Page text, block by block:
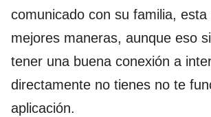
comunicado con su familia,
mejores maneras, aunque eso
tener una buena conexión a
directamente no tienes no te
aplicación.